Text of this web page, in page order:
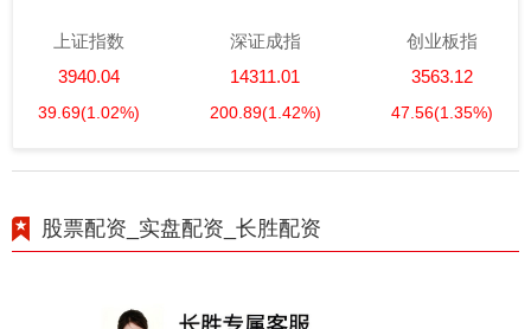
上证指数
3940.04
39.69(1.02%)
深证成指
14311.01
200.89(1.42%)
创业板指
3563.12
47.56(1.35%)
股票配资_实盘配资_长胜配资